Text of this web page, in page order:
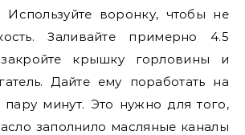
Используйте воронку, чтобы не
Заливайте примерно 4.5
крышку горловины и
Дайте ему поработать на
пару минут. Это нужно для того,
заполнило масляные каналы